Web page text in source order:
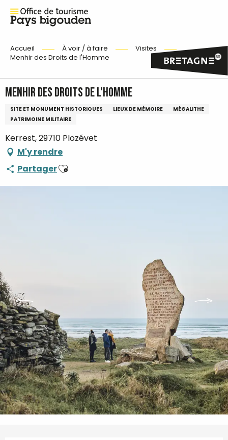
Accueil À voir / à faire
Visites
Menhir des Droits de l'Homme
Menhir des Droits de l'Homme
SITE ET MONUMENT HISTORIQUES LIEUX DE MÉMOIRE
MÉGALITHE
PATRIMOINE MILITAIRE
Kerrest, 29710 Plozévet
M'y rendre
PartagerAjouter aux favoris